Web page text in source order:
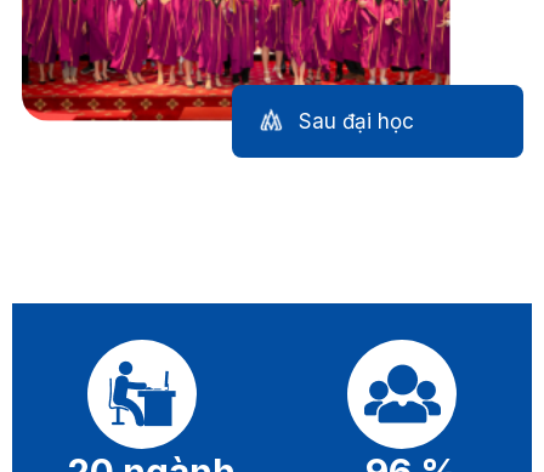
Sau đại học